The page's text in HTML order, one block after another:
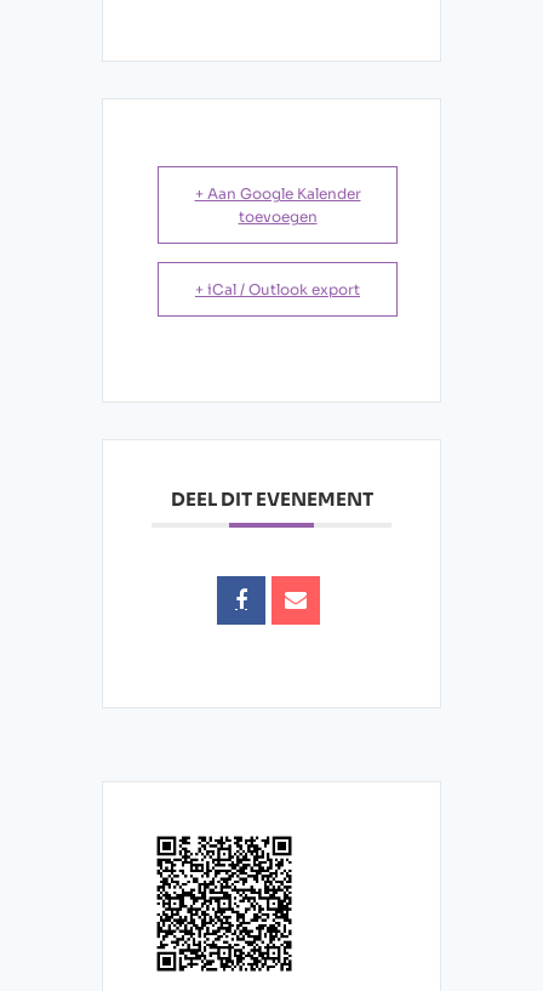
+ Aan Google Kalender
toevoegen
+ iCal / Outlook export
DEEL DIT EVENEMENT